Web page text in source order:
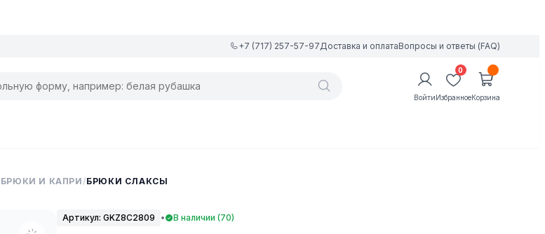
+7 (717) 257-57-97Доставка и оплатаВопросы и ответы (FAQ)
Войти
0
ИзбранноеКорзина
БРЮКИ И КАПРИ /БРЮКИ СЛАКСЫ
Артикул: GKZ8C2809 • В наличии (70)